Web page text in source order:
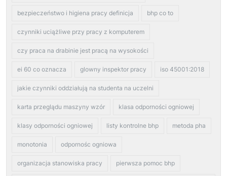
bezpieczeństwo i higiena pracy definicja bhp co to
czynniki uciążliwe przy pracy z komputerem
czy praca na drabinie jest pracą na wysokości
ei 60 co oznacza glowny inspektor pracy iso 45001:2018
jakie czynniki oddziałują na studenta na uczelni
karta przeglądu maszyny wzór klasa odporności ogniowej
klasy odporności ogniowej listy kontrolne bhp metoda pha
monotonia odpornośc ogniowa
organizacja stanowiska pracy pierwsza pomoc bhp